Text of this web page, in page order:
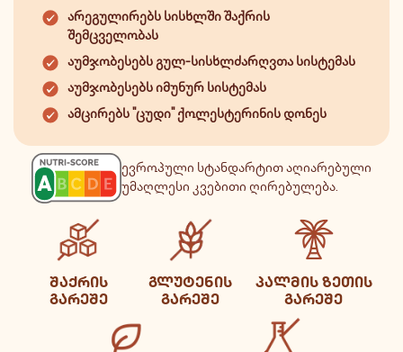
არეგულირებს სისხლში შაქრის
შემცველობას
აუმჯობესებს გულ-სისხლძარღვთა სისტემას
აუმჯობესებს იმუნურ სისტემას
ამცირებს "ცუდი" ქოლესტერინის დონეს
ევროპული სტანდარტით აღიარებული
უმაღლესი კვებითი ღირებულება.
ᲨᲐᲥᲠᲘᲡ
ᲒᲐᲠᲔᲨᲔ
ᲒᲚᲣᲢᲔᲜᲘᲡ
ᲒᲐᲠᲔᲨᲔ
ᲞᲐᲚᲛᲘᲡ ᲖᲔᲗᲘᲡ
ᲒᲐᲠᲔᲨᲔ